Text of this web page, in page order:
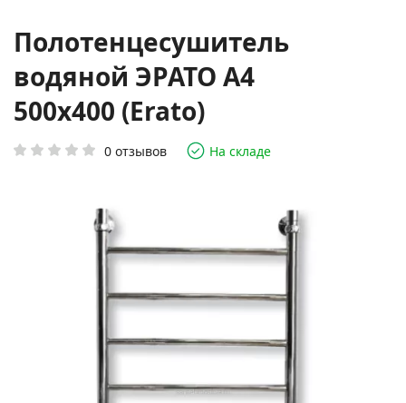
Полотенцесушитель
водяной ЭРАТО А4
500x400 (Erato)
0 отзывов На складе